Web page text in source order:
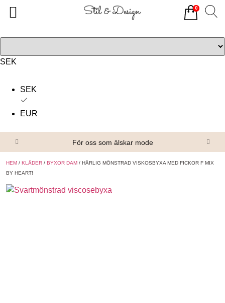
SEK
SEK
EUR
För oss som älskar mode
HEM / KLÄDER / BYXOR DAM / HÄRLIG MÖNSTRAD VISKOSBYXA MED FICKOR F MIX
BY HEART!
0
Alla produkter
Om oss